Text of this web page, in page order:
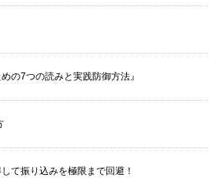
の7つの読みと実践防御方法』
て振り込みを極限まで回避！